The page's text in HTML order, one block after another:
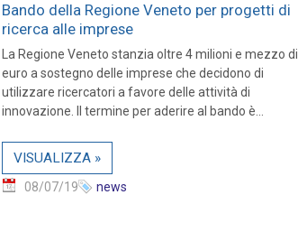
Bando della Regione Veneto per progetti di
ricerca alle imprese
La Regione Veneto stanzia oltre 4 milioni e mezzo di
euro a sostegno delle imprese che decidono di
utilizzare ricercatori a favore delle attività di
innovazione. Il termine per aderire al bando è...
VISUALIZZA »
08/07/19 news